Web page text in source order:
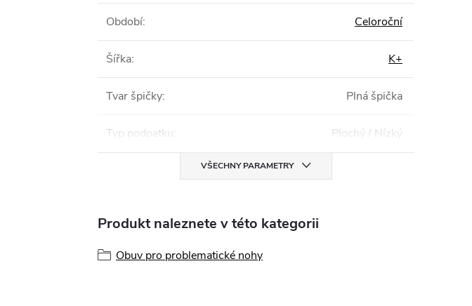
Období: Celoroční
Šířka: K+
Tvar špičky: Plná špička
Typ podpatku : Plochý / Nízký
VŠECHNY PARAMETRY
Produkt naleznete v této kategorii
Obuv pro problematické nohy